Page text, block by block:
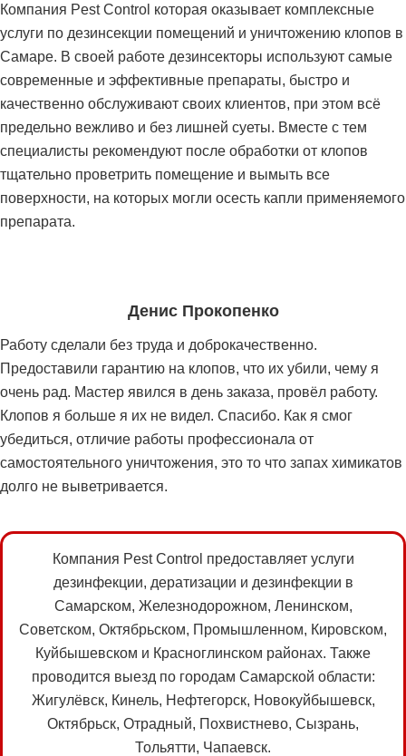
Компания Pest Control которая оказывает комплексные
услуги по дезинсекции помещений и уничтожению клопов в
Самаре. В своей работе дезинсекторы используют самые
современные и эффективные препараты, быстро и
качественно обслуживают своих клиентов, при этом всё
предельно вежливо и без лишней суеты. Вместе с тем
специалисты рекомендуют после обработки от клопов
тщательно проветрить помещение и вымыть все
поверхности, на которых могли осесть капли применяемого
препарата.
Денис Прокопенко
Работу сделали без труда и доброкачественно.
Предоставили гарантию на клопов, что их убили, чему я
очень рад. Мастер явился в день заказа, провёл работу.
Клопов я больше я их не видел. Спасибо. Как я смог
убедиться, отличие работы профессионала от
самостоятельного уничтожения, это то что запах химикатов
долго не выветривается.
Компания Pest Control предоставляет услуги
дезинфекции, дератизации и дезинфекции в
Самарском, Железнодорожном, Ленинском,
Советском, Октябрьском, Промышленном, Кировском,
Куйбышевском и Красноглинском районах. Также
проводится выезд по городам Самарской области:
Жигулёвск, Кинель, Нефтегорск, Новокуйбышевск,
Октябрьск, Отрадный, Похвистнево, Сызрань,
Тольятти, Чапаевск.